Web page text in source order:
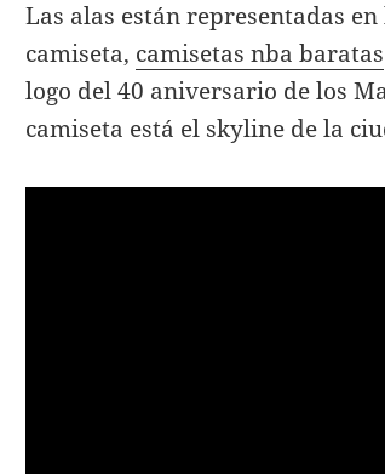
Las alas están representadas
camiseta, camisetas nba baratas
logo del 40 aniversario de los
camiseta está el skyline de la